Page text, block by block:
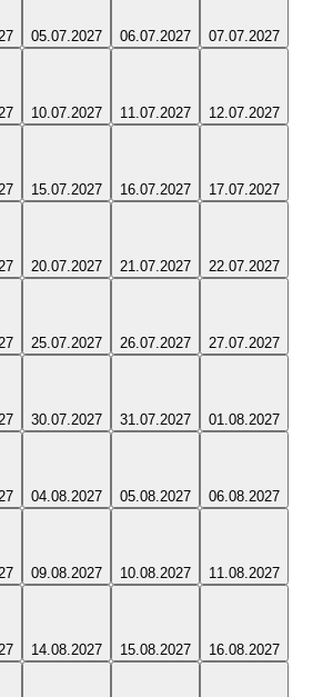
05.07.2027 06.07.2027 07.07.2027
10.07.2027 11.07.2027 12.07.2027
15.07.2027 16.07.2027 17.07.2027
20.07.2027 21.07.2027 22.07.2027
25.07.2027 26.07.2027 27.07.2027
30.07.2027 31.07.2027 01.08.2027
04.08.2027 05.08.2027 06.08.2027
09.08.2027 10.08.2027 11.08.2027
14.08.2027 15.08.2027 16.08.2027